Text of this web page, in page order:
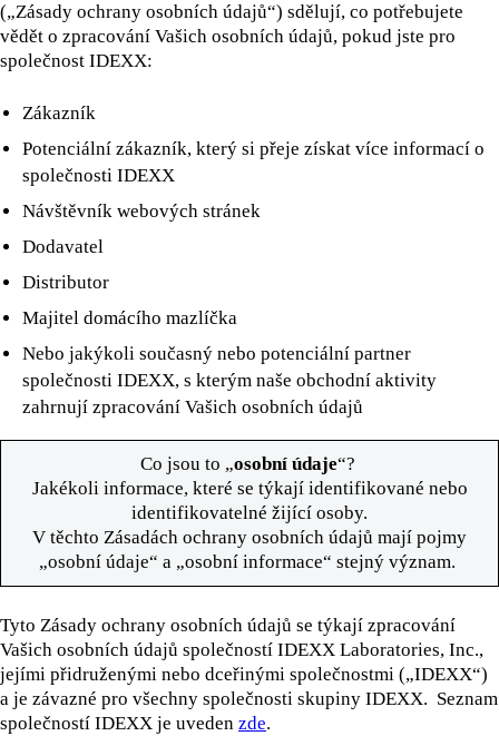
(„Zásady ochrany osobních údajů“) sdělují, co potřebujete
vědět o zpracování Vašich osobních údajů, pokud jste pro
společnost IDEXX:
Zákazník
Potenciální zákazník, který si přeje získat více informací o
společnosti IDEXX
Návštěvník webových stránek
Dodavatel
Distributor
Majitel domácího mazlíčka
Nebo jakýkoli současný nebo potenciální partner
společnosti IDEXX, s kterým naše obchodní aktivity
zahrnují zpracování Vašich osobních údajů
Co jsou to „osobní údaje“?
Jakékoli informace, které se týkají identifikované nebo
identifikovatelné žijící osoby.
V těchto Zásadách ochrany osobních údajů mají pojmy
„osobní údaje“ a „osobní informace“ stejný význam.
Tyto Zásady ochrany osobních údajů se týkají zpracování
Vašich osobních údajů společností IDEXX Laboratories, Inc.,
jejími přidruženými nebo dceřinými společnostmi („IDEXX“)
a je závazné pro všechny společnosti skupiny IDEXX. Seznam
společností IDEXX je uveden zde.